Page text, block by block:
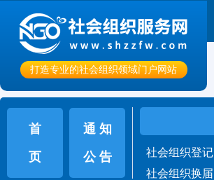
打造专业的社会组织领域门户网站
首
页
通 知
公 告
社会组织登记
社会组织换届